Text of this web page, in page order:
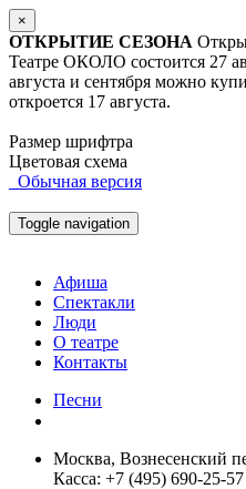
×
ОТКРЫТИЕ СЕЗОНА
Театре ОКОЛО состоится 27
августа и сентября можно
откроется 17 августа.
Размер шрифтра
Цветовая схема
Обычная версия
Toggle navigation
Афиша
Спектакли
Люди
О театре
Контакты
Песни
Москва, Вознесенский
Касса: +7 (495) 690-25-57